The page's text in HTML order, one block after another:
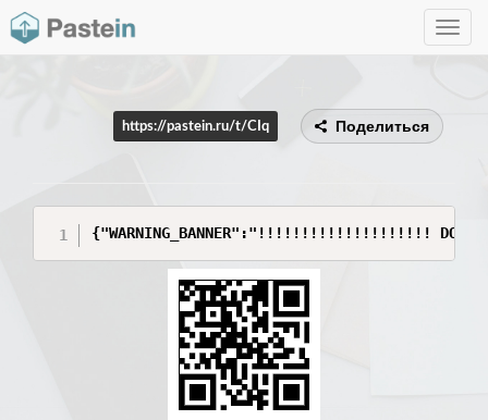
Toggle
https://pastein.ru/t/CIq Поделиться
{"WARNING_BANNER":"!!!!!!!!!!!!!!!!!!!! DO NOT SHARE